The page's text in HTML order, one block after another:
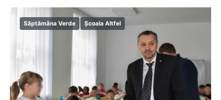
Săptămâna Verde Școala Altfel